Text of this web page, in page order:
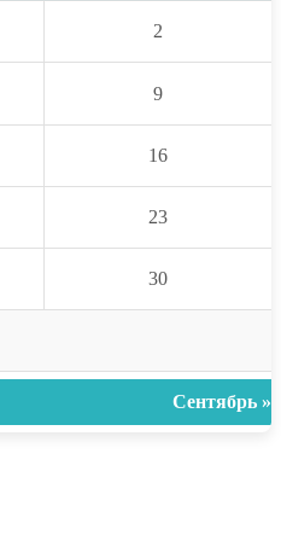
2
9
16
23
30
Сентябрь »